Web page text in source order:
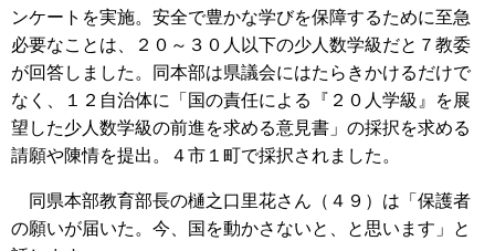
ンケートを実施。安全で豊かな学びを保障するために至急
必要なことは、２０～３０人以下の少人数学級だと７教委
が回答しました。同本部は県議会にはたらきかけるだけで
なく、１２自治体に「国の責任による『２０人学級』を展
望した少人数学級の前進を求める意見書」の採択を求める
請願や陳情を提出。４市１町で採択されました。
同県本部教育部長の樋之口里花さん（４９）は「保護者
の願いが届いた。今、国を動かさないと、と思います」と